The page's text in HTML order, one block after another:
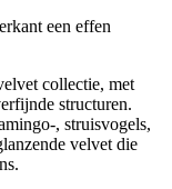
een effen
collectie, met
structuren.
, struisvogels,
velvet die